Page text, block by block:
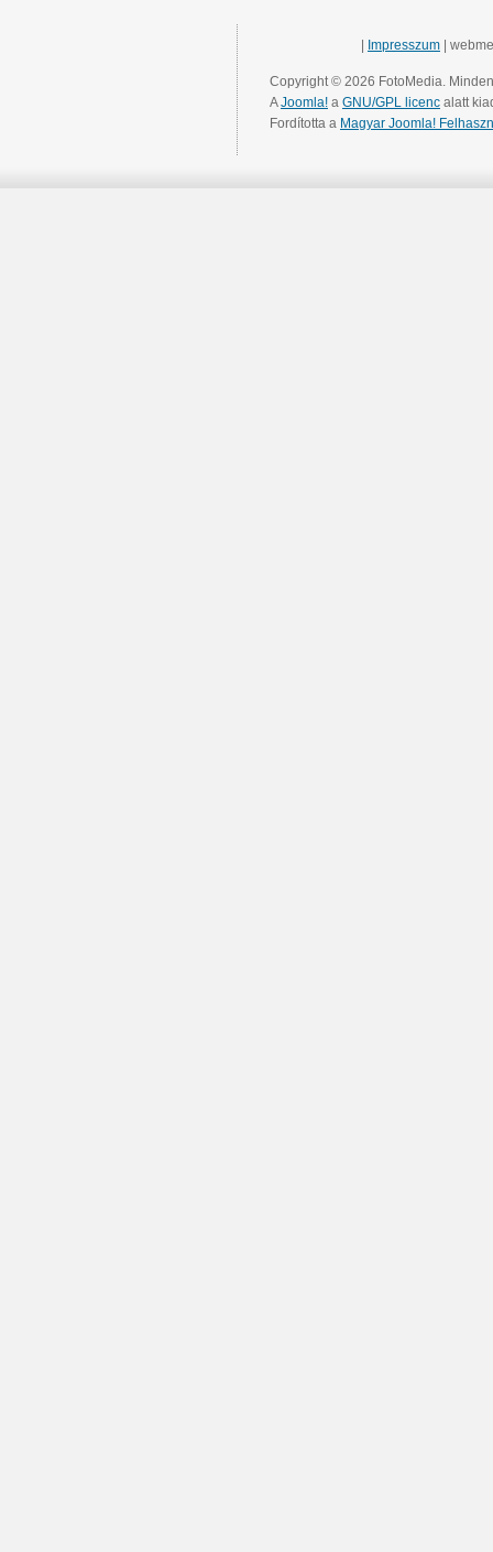
Impresszum |
Copyright © 2026 FotoMedia.
AJoomla! a GNU/GPL licenc alatt
Fordította a Magyar Joomla!